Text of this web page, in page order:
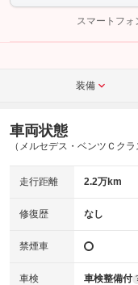
スマートフ
装備
車両状態
（メルセデス・ベンツＣク
走行距離 2.2万km
修復歴 なし
禁煙車
車検 車検整備付